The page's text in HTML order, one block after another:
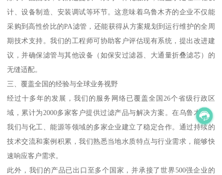
计、设备制造、安装调试等环节。这意味着乌鲁木齐的企业不仅能
采购到高性价比的PA滤管，还能获得从方案规划到运行维护的全周
期技术支持。我们的工程师可协助客户评估现有系统，提出改进建
议，并确保滤管与其他设备（如保安过滤器、大通量折叠滤芯）的
无缝适配。
三、覆盖全国的经验与全球业务视野
经过十多年的发展，我们的服务网络已覆盖全国26个省级行政区
域，累计为2000多家客户提供过滤产品与解决方案。在乌鲁木齐，
我们与化工、能源等领域的多家企业建立了稳定合作。通过持续的
技术交流和案例积累，我们熟悉当地水质特点与行业需求，能够快
速响应客户需求。
此外，我们的产品已出口至多个国家，并承接了世界500强企业的